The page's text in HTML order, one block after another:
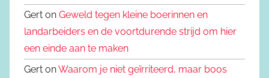
Gert on Geweld tegen kleine boerinnen en
landarbeiders en de voortdurende strijd om hier
een einde aan te maken
Gert onWaarom je niet geïrriteerd, maar boos